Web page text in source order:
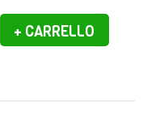
+ CARRELLO